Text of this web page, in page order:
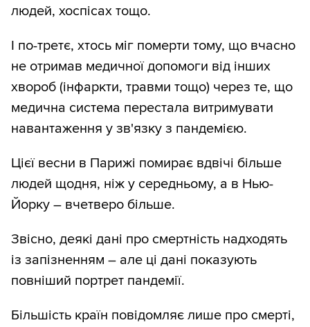
людей, хоспісах тощо.
І по-третє, хтось міг померти тому, що вчасно
не отримав медичної допомоги від інших
хвороб (інфаркти, травми тощо) через те, що
медична система перестала витримувати
навантаження у зв'язку з пандемією.
Цієї весни в Парижі помирає вдвічі більше
людей щодня, ніж у середньому, а в Нью-
Йорку – вчетверо більше.
Звісно, деякі дані про смертність надходять
із запізненням – але ці дані показують
повніший портрет пандемії.
Більшість країн повідомляє лише про смерті,